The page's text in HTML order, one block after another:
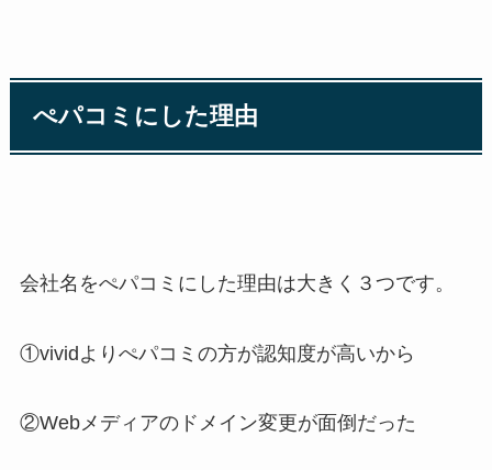
ぺパコミにした理由
会社名をぺパコミにした理由は大きく３つです。
①vividよりぺパコミの方が認知度が高いから
②Webメディアのドメイン変更が面倒だった